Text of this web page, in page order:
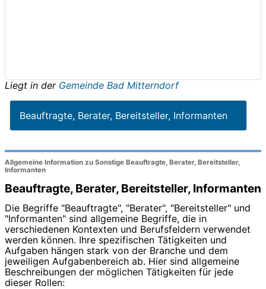
Liegt in der Gemeinde Bad Mitterndorf
Beauftragte, Berater, Bereitsteller, Informanten
Allgemeine Information zu Sonstige Beauftragte, Berater, Bereitsteller,
Informanten
Beauftragte, Berater, Bereitsteller, Informanten
Die Begriffe "Beauftragte", "Berater", "Bereitsteller" und
"Informanten" sind allgemeine Begriffe, die in
verschiedenen Kontexten und Berufsfeldern verwendet
werden können. Ihre spezifischen Tätigkeiten und
Aufgaben hängen stark von der Branche und dem
jeweiligen Aufgabenbereich ab. Hier sind allgemeine
Beschreibungen der möglichen Tätigkeiten für jede
dieser Rollen: